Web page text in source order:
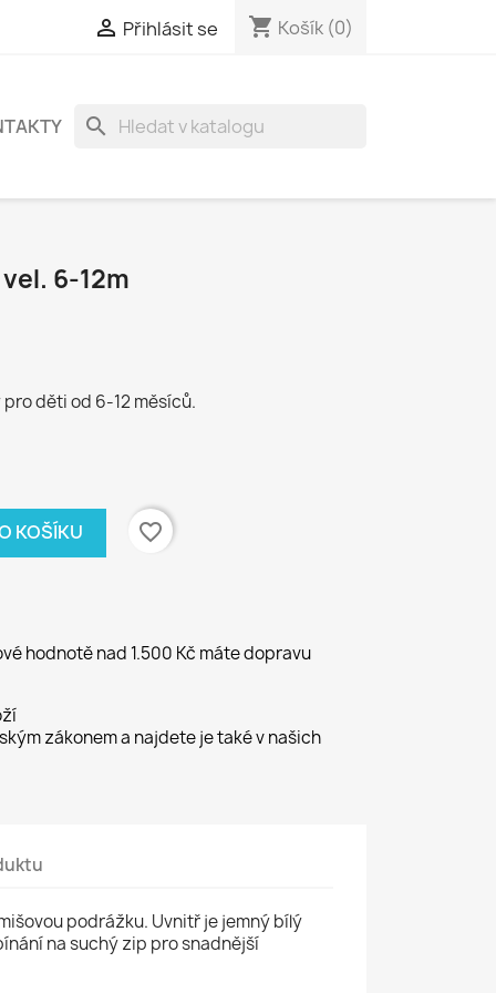
 Přihlásit se shopping_cart Košík (0)
search
6-12m
děti od 6-12 měsíců.
KOŠÍKU
favorite_border
hodnotě nad 1.500 Kč máte dopravu
zákonem a najdete je také v našich
podrážku. Uvnitř je jemný bílý
na suchý zip pro snadnější